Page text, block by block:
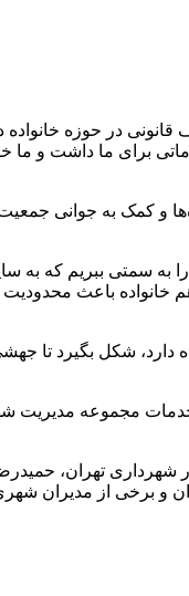
در حوزه خانواده
برای ما داشت و ما
و کمک به جوانی جمعیت
به سمتی ببریم که به
و هم خانواده باعث
دارد، شکل بگیرد تا
خدمات مجموعه مدیریت
شهرداری تهران،
و برخی از مدیران